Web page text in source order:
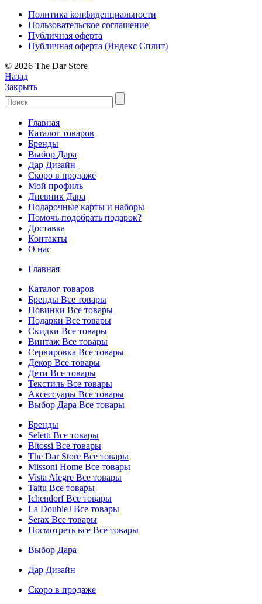
Политика конфиденциальности
Пользовательское соглашение
Публичная оферта
Публичная оферта (Яндекс Сплит)
© 2026 The Dar Store
Назад
Закрыть
Главная
Каталог товаров
Бренды
Выбор Дара
Дар Дизайн
Скоро в продаже
Мой профиль
Дневник Дара
Подарочные карты и наборы
Помочь подобрать подарок?
Доставка
Контакты
О нас
Главная
Каталог товаров
Бренды Все товары
Новинки Все товары
Подарки Все товары
Скидки Все товары
Винтаж Все товары
Сервировка Все товары
Декор Все товары
Дети Все товары
Текстиль Все товары
Аксессуары Все товары
Выбор Дара Все товары
Бренды
Seletti Все товары
Bitossi Все товары
The Dar Store Все товары
Missoni Home Все товары
Vista Alegre Все товары
Taitu Все товары
IchendorfВсе товары
La DoubleJ Все товары
Serax Все товары
Посмотреть все Все товары
Выбор Дара
Дар Дизайн
Скоро в продаже